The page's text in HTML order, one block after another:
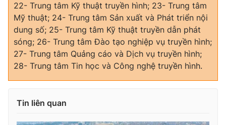
22- Trung tâm Kỹ thuật truyền hình; 23- Trung tâm
Mỹ thuật; 24- Trung tâm Sản xuất và Phát triển nội
dung số; 25- Trung tâm Kỹ thuật truyền dẫn phát
sóng; 26- Trung tâm Đào tạo nghiệp vụ truyền hình;
27- Trung tâm Quảng cáo và Dịch vụ truyền hình;
28- Trung tâm Tin học và Công nghệ truyền hình.
Tin liên quan